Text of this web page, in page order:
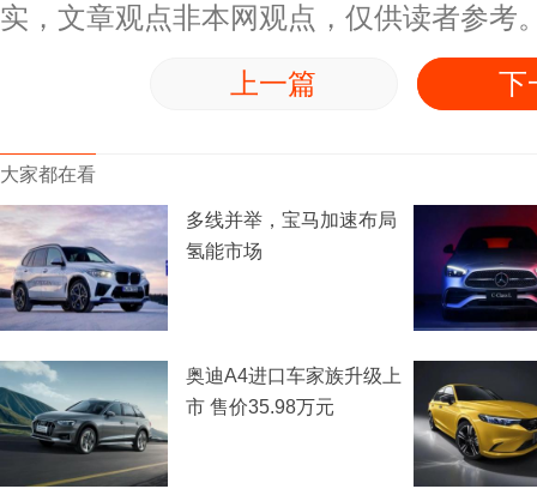
实，文章观点非本网观点，仅供读者参考
上一篇 下
大家都在看
多线并举，宝马加速布局
氢能市场
奥迪A4进口车家族升级上
市 售价35.98万元